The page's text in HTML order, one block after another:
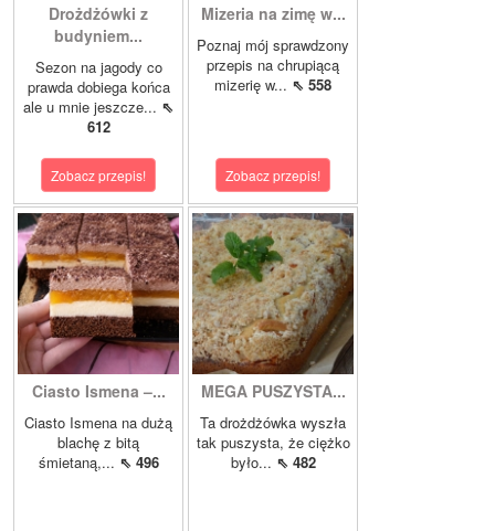
Drożdżówki z
budyniem...
Sezon na jagody co
prawda dobiega końca
ale u mnie jeszcze... ⇖
612
Zobacz przepis!
Mizeria na zimę w...
Poznaj mój sprawdzony
przepis na chrupiącą
mizerię w... ⇖ 558
Zobacz przepis!
Ciasto Ismena –...
Ciasto Ismena na dużą
blachę z bitą
śmietaną,... ⇖ 496
MEGA PUSZYSTA...
Ta drożdżówka wyszła
tak puszysta, że ciężko
było... ⇖ 482